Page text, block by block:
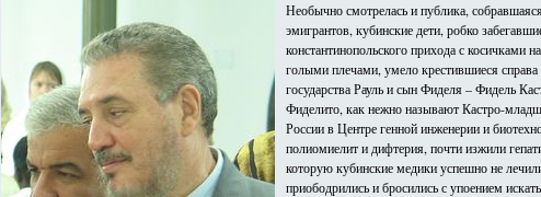
Необычно смотрелась и публика,
эмигрантов, кубинские дети, робко
константинопольского прихода с косичками
голыми плечами, умело крестившиеся
государства Рауль и сын Фиделя – Фидель
Фиделито, как нежно называют Кастро-
России в Центре генной инженерии и
полиомиелит и дифтерия, почти изжили
которую кубинские медики успешно не
приободрились и бросились с упоением